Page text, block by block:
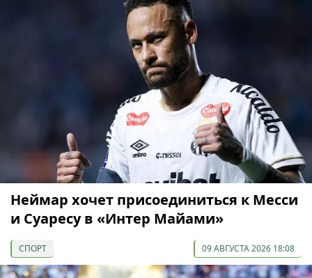
Неймар хочет присоединиться к Месси
и Суаресу в «Интер Майами»
СПОРТ 09 АВГУСТА 2026 18:08